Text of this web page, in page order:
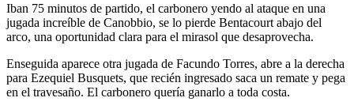
Iban 75 minutos de partido, el carbonero yendo al ataque en una
jugada increíble de Canobbio, se lo pierde Bentacourt abajo del
arco, una oportunidad clara para el mirasol que desaprovecha.
Enseguida aparece otra jugada de Facundo Torres, abre a la derecha
para Ezequiel Busquets, que recién ingresado saca un remate y pega
en el travesaño. El carbonero quería ganarlo a toda costa.